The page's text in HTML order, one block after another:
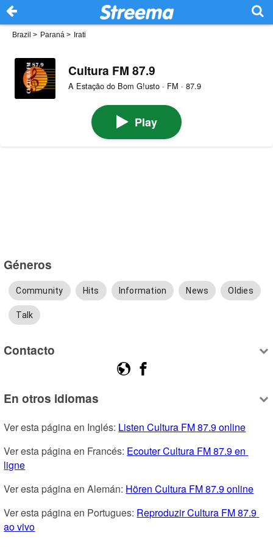
Brazil > Paraná > Irati
Cultura FM 87.9
A Estação do Bom G!usto · FM · 87.9
Play
Géneros
Community Hits Information News Oldies
Talk
Contacto
En otros idiomas
Ver esta página en Inglés: Listen Cultura FM 87.9 online
Ver esta página en Francés: Ecouter Cultura FM 87.9 en
ligne
Ver esta página en Alemán: Hören Cultura FM 87.9 online
Ver esta página en Portugues: Reproduzir Cultura FM 87.9
ao vivo